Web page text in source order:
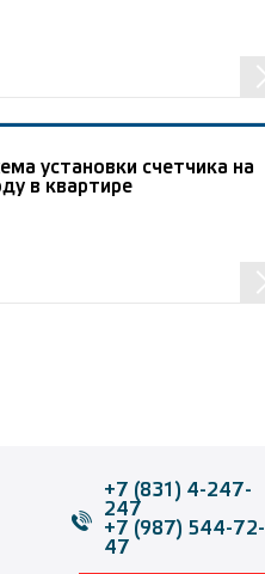
установки счетчика на
в квартире
+7 (831) 4-247-
247
+7 (987) 544-72-
47